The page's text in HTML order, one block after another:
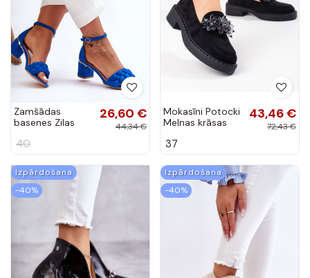
Zamšādas
basenes Zilas
26,60 €
44,34 €
40
Mokasīni Potocki
Melnas krāsas
43,46 €
72,43 €
37
Izpārdošana
-40%
Izpārdošana
-40%